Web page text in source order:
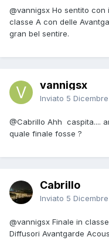
@vannigsx Ho sentito con
classe A con delle
gran bel sentire.
vannigsx
Inviato 5
@Cabrillo Ahh caspita....
quale finale fosse ?
Cabrillo
Inviato 5
@vannigsx Finale in
Diffusori Avantgarde